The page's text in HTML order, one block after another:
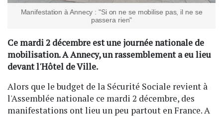
Manifestation à Annecy : "Si on ne se mobilise pas, il ne se
passera rien"
Ce mardi 2 décembre est une journée nationale de
mobilisation. A Annecy, un rassemblement a eu lieu
devant l'Hôtel de Ville.
Alors que le budget de la Sécurité Sociale revient à
l'Assemblée nationale ce mardi 2 décembre, des
manifestations ont lieu un peu partout en France. A